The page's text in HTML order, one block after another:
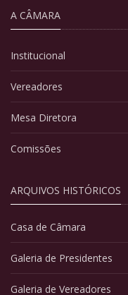
A CÂMARA
Institucional
Vereadores
Mesa Diretora
Comissões
ARQUIVOS HISTÓRICOS
Casa de Câmara
Galeria de Presidentes
Galeria de Vereadores